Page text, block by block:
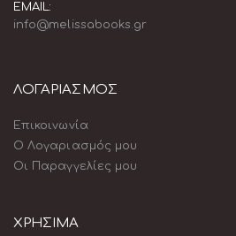
EMAIL:
info@melissabooks.gr
ΛΟΓΑΡΙΑΣΜΟΣ
Επικοινωνία
Ο Λογαριασμός μου
Οι Παραγγελίες μου
ΧΡΗΣΙΜΑ